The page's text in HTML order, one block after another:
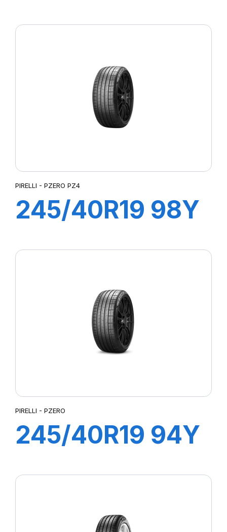
PIRELLI - PZERO PZ4
245/40R19 98Y
PIRELLI - PZERO
245/40R19 94Y